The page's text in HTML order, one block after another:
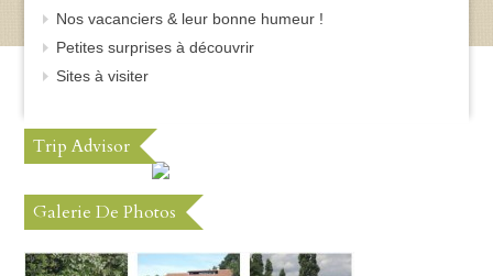
Nos vacanciers & leur bonne humeur !
Petites surprises à découvrir
Sites à visiter
Trip Advisor
Galerie De Photos